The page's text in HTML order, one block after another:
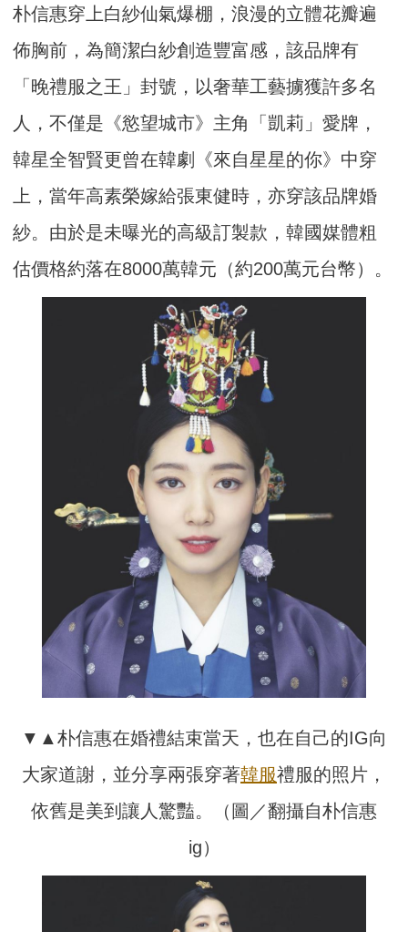
朴信惠穿上白紗仙氣爆棚，浪漫的立體花瓣遍
佈胸前，為簡潔白紗創造豐富感，該品牌有
「晚禮服之王」封號，以奢華工藝擄獲許多名
人，不僅是《慾望城市》主角「凱莉」愛牌，
韓星全智賢更曾在韓劇《來自星星的你》中穿
上，當年高素榮嫁給張東健時，亦穿該品牌婚
紗。由於是未曝光的高級訂製款，韓國媒體粗
估價格約落在8000萬韓元（約200萬元台幣）。
▼▲朴信惠在婚禮結束當天，也在自己的IG向
大家道謝，並分享兩張穿著韓服禮服的照片，
依舊是美到讓人驚豔。（圖／翻攝自朴信惠
ig）